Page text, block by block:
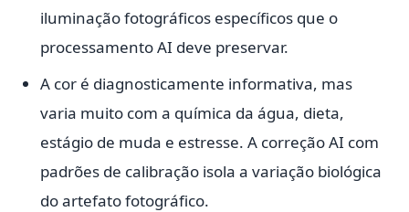
iluminação fotográficos específicos que o
processamento AI deve preservar.
A cor é diagnosticamente informativa, mas
varia muito com a química da água, dieta,
estágio de muda e estresse. A correção AI com
padrões de calibração isola a variação biológica
do artefato fotográfico.